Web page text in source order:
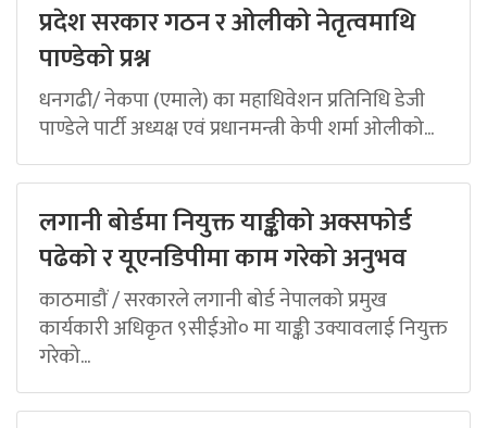
प्रदेश सरकार गठन र ओलीको नेतृत्वमाथि
पाण्डेको प्रश्न
धनगढी/ नेकपा (एमाले) का महाधिवेशन प्रतिनिधि डेजी
पाण्डेले पार्टी अध्यक्ष एवं प्रधानमन्त्री केपी शर्मा ओलीको...
लगानी बोर्डमा नियुक्त याङ्कीको अक्सफोर्ड
पढेको र यूएनडिपीमा काम गरेको अनुभव
काठमाडौं / सरकारले लगानी बोर्ड नेपालको प्रमुख
कार्यकारी अधिकृत ९सीईओ० मा याङ्की उक्यावलाई नियुक्त
गरेको...